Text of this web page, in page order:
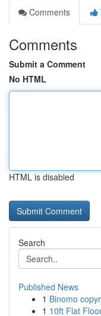
Comments
Comments
Submit a Comment
No HTML
HTML is disabled
Search
Published News
1 Binomo
1 10ft Flat